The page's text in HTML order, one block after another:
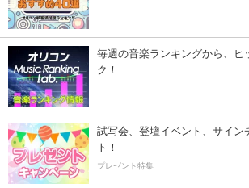
毎週の音楽ランキングから、ヒ
ク！
試写会、登壇イベント、サイン
ト！
プレゼント特集